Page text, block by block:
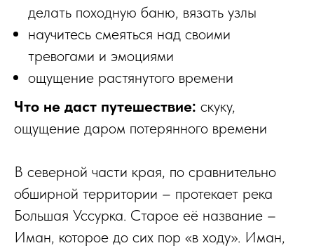
делать походную баню, вязать узлы
научитесь смеяться над своими
тревогами и эмоциями
ощущение растянутого времени
Что не даст путешествие: скуку,
ощущение даром потерянного времени
В северной части края, по сравнительно
обширной территории – протекает река
Большая Уссурка. Старое её название –
Иман, которое до сих пор «в ходу». Иман,